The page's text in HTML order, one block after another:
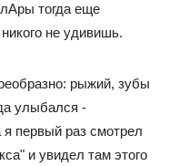
тогда еще
не удивишь.
рыжий, зубы
улыбался -
я первый раз смотрел
и увидел там этого